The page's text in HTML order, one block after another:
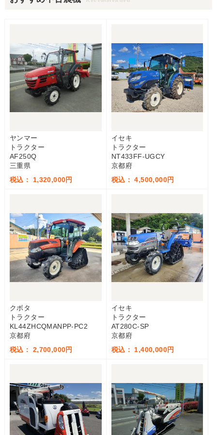
ヤンマー
トラクター
AF250Q
三重県
税込： 1,320,000円
イセキ
トラクター
NT433FF-UGCY
京都府
税込： 4,500,000円
クボタ
トラクター
KL44ZHCQMANPP-PC2
京都府
税込： 2,700,000円
イセキ
トラクター
AT280C-SP
京都府
税込： 1,400,000円